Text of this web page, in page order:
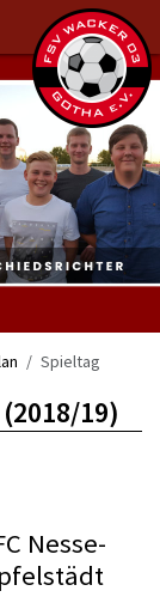
Spieltag
(2018/19)
Nesse-